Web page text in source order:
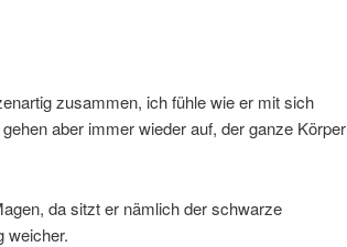
zusammen, ich fühle wie er mit sich
aber immer wieder auf, der ganze Körper
da sitzt er nämlich der schwarze
weicher.